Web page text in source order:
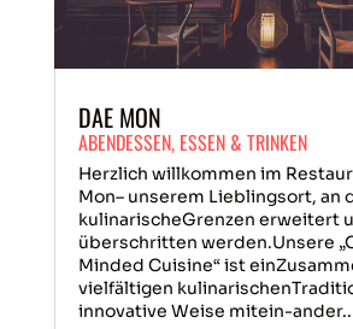
DAE MON
ABENDESSEN, ESSEN & TRINKEN
Herzlich willkommen im
Mon– unserem Lieblingsort, an
kulinarischeGrenzen erweitert
überschritten werden.Unsere
Minded Cuisine“ ist
vielfältigen
innovative Weise mitein-